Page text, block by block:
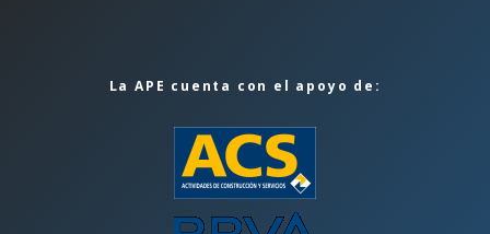
La APE cuenta con el apoyo de: